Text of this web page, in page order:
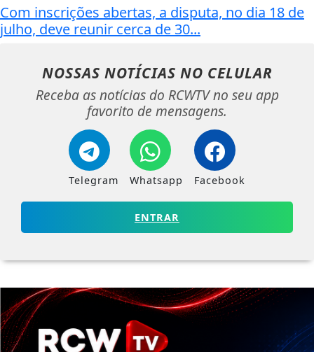
Com inscrições abertas, a disputa, no dia 18 de
julho, deve reunir cerca de 30...
NOSSAS NOTÍCIAS NO CELULAR
Receba as notícias do RCWTV no seu app
favorito de mensagens.
Telegram Whatsapp Facebook
ENTRAR